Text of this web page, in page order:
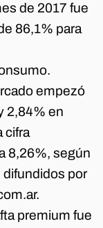
de 2017 fue
86,1% para
empezó
2,84% en
cifra
8,26%, según
difundidos por
premium fue